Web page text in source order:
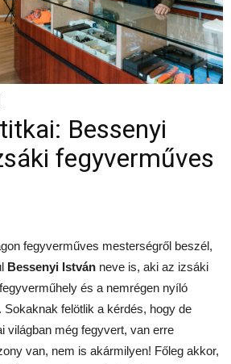
Bessenyi
fegyverműves
fegyverműves mesterségről beszél,
Bessenyi István neve is, aki az izsáki
és a nemrégen nyíló
Sokaknak felötlik a kérdés, hogy de
világban még fegyvert, van erre
van, nem is akármilyen! Főleg akkor,